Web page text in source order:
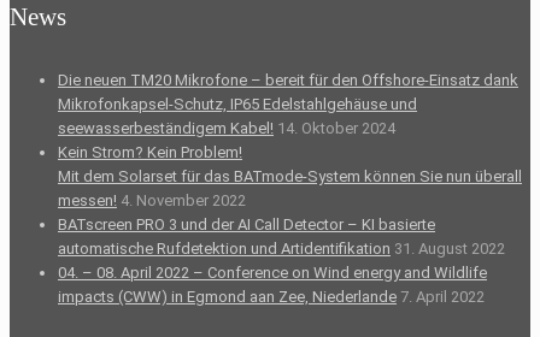
News
Die neuen TM20 Mikrofone – bereit für den Offshore-Einsatz dank
Mikrofonkapsel-Schutz, IP65 Edelstahlgehäuse und
seewasserbeständigem Kabel! 14. Oktober 2024
Kein Strom? Kein Problem!
Mit dem Solarset für das BATmode-System können Sie nun überall
messen! 4. November 2022
BATscreen PRO 3 und der AI Call Detector – KI basierte
automatische Rufdetektion und Artidentifikation 31. August 2022
04. – 08. April 2022 – Conference on Wind energy and Wildlife
impacts (CWW) in Egmond aan Zee, Niederlande 7. April 2022